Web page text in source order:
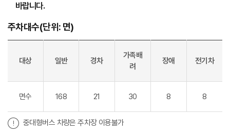
바랍니다.
주차대수(단위: 면)
대상 일반 경차
가족배
려
장애 전기차
면수 168 21 30 8 8
중대형버스 차량은 주차장 이용불가